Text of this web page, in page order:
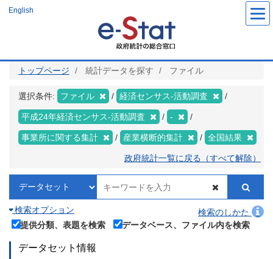
ツ
English
トップページ 統計データを探す ファイル
選択条件: ファイル 経済センサス‐活動調査
平成24年経済センサス‐活動調査 -
事業所に関する集計 産業横断的集計 全国結果
政府統計一覧に戻る（すべて解除）
検索オプション
検索のしかた
提供分類、表題を検索
データベース、ファイル内を検索
データセット情報